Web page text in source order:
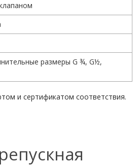
размеры G ¾, G½,
и сертификатом соответствия.